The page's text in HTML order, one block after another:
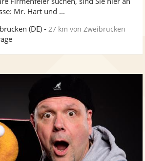
Mr. Hart und ...
(DE) - 27 km von Zweibrücken